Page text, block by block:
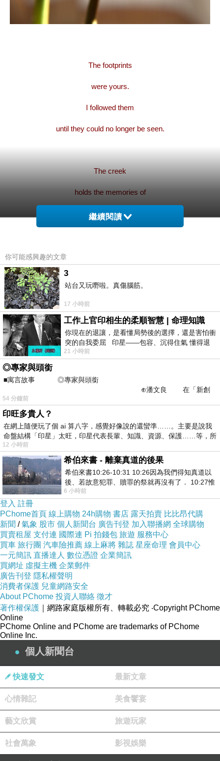
The footprints
were yours.
I followed them
until they could no longer be seen.
The creek
holds the memories of
Our summer laughter
and refreshing
Just like eighteen years ago.
A terracotta hue is cast on the mountains
Wildflowers are beckoning in the wind
The night soon falls
— by F. Björkström 雲子修
*
《乃爾足跡》
乃爾所留
至蹤跡見滅
繼續閱讀
你可能感興趣的文章
3
站台又玩嘢啦。真傷腦筋。
17 小時前
工作上官印相生的柔順智慧 | 命理知識
你現在的退讓，是看懂局勢後的選擇，還是害怕衝
突的自我委屈 印星——包容、沉得住氣 懂得退
一步觀察，不會
21 小時前
◎專家與頭銜
■寓言故事 ◎專家與頭銜
⊕潘文良 在「新創
之谷」裡——
54 分鐘前
印旺多貴人？
在網上隨便玩了個 ai 算八字，感覺好像說的還蠻準……。主要是說我
命盤結構「印星」太旺，印星代表長輩、知識、資源、保護……等，所
12 小時前
希伯來書 - 離棄真道的後果
希伯來書10:26-10:31 10:26因為我們得知真道以
後、若故意犯罪、贖罪的祭就再沒有了． 10:27惟
有戰懼等候審判和那燒滅眾敵人的烈火
6 小時前
登入 註冊
PChome首頁 線上購物 24h購物 書店 露天拍賣 比比昂代購
新聞 /氣象 股市 個人新聞台 廣告刊登 加入聯播網 全球購物
買賣租屋 支付連 國際連 Pi 拍錢包 旅遊 服務中心
買車 旅行團 汽車險推薦 線上麻將 雜誌 星座命理 會員中心
一元簡訊 直播達人 數位憑證 企業簡訊
買網址 虛擬主機 企業郵件
廣告刊登 隱私權聲明
消費者保護 兒童網路安全
About PChome 投資人聯絡 徵才
著作權保護 ｜網路家庭版權所有、轉載必究 ‧Copyright PChome
Online
PChome Online and PChome are trademarks of PChome
Online Inc.
個人新聞台
快速發文 最新文章
心情雜記 美食饗宴
藝文欣賞 旅遊玩家
社會萬象 影視娛樂